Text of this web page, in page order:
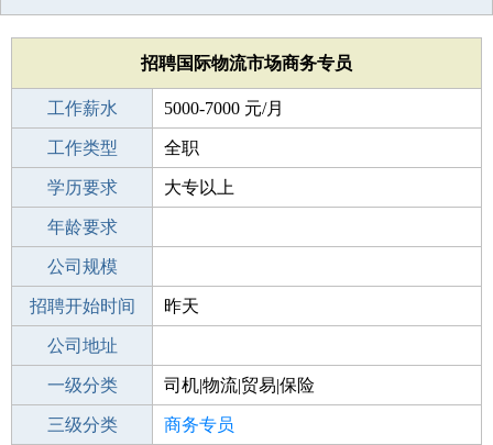
招聘国际物流市场商务专员
工作薪水 5000-7000 元/月
招聘人数 若干
工作类型 全职
性别要求 -
学历要求 大专以上
工作经验
年龄要求
工作地点
公司规模
公司电话
招聘开始时间 昨天
招聘结束时间
公司地址
一级分类 司机|物流|贸易|保险
二级分类 贸易/采购
三级分类 商务专员